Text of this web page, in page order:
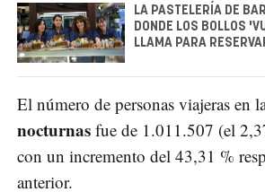
LA PASTELERÍA DE
DONDE LOS BOLLOS
LLAMA PARA
El número de personas viajeras en
nocturnas fue de 1.011.507 (el
con un incremento del 43,31 %
anterior.